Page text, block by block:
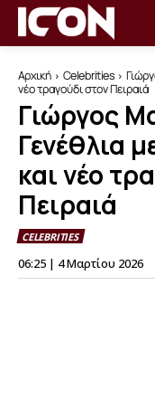
Αρχική Celebrities
νέο τραγούδι στον Πειραιά
Γιώργος
Γενέθλια
και νέο
Πειραιά
CELEBRITIES
06:25 | 4 Μαρτίου 2026